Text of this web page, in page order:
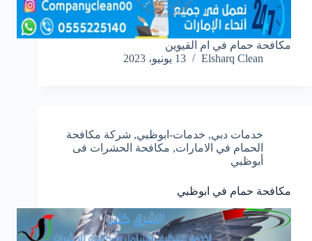
مكافحة حمام في ام القيوين
Elsharq Clean
13 يونيو، 2023
خدمات دبي, خدمات-ابوظبي, شركة مكافحة
الحمام في الامارات, مكافحة الحشرات فى
أبوظبي
مكافحة حمام في ابوظبي